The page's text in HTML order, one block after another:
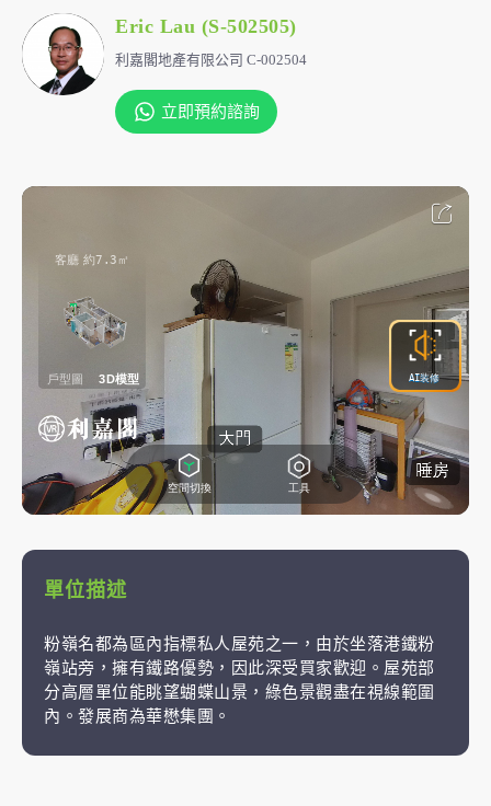
Eric Lau (S-502505)
利嘉閣地產有限公司 C-002504
立即預約諮詢
單位描述
粉嶺名都為區內指標私人屋苑之一，由於坐落港鐵粉
嶺站旁，擁有鐵路優勢，因此深受買家歡迎。屋苑部
分高層單位能眺望蝴蝶山景，綠色景觀盡在視線範圍
內。發展商為華懋集團。